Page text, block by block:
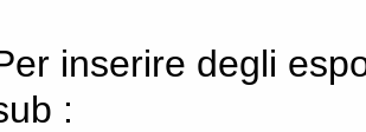
inserire degli
: